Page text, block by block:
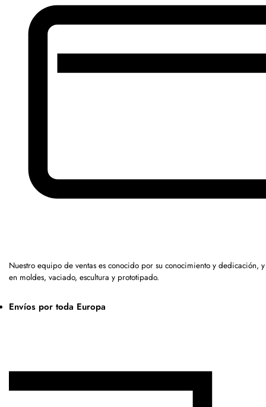
Nuestro equipo de ventas es conocido por su conocimiento y dedicación,
en moldes, vaciado, escultura y prototipado.
Envíos por toda Europa